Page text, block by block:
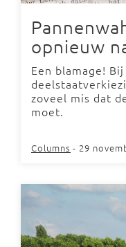
opnieuw
Een blamage!
zoveel mis dat
moet.
Columns - 29